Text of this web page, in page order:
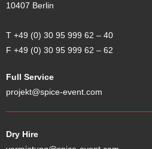
10407 Berlin
T +49 (0) 30 95 999 62 – 40
F +49 (0) 30 95 999 62 – 62
Full Service
projekt@spice-event.com
Dry Hire